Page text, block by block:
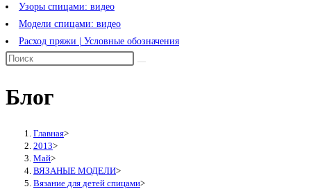
Узоры спицами: видео
Модели спицами: видео
Расход пряжи | Условные обозначения
Блог
Главная>
2013>
Май>
ВЯЗАНЫЕ МОДЕЛИ>
Вязание для детей спицами>